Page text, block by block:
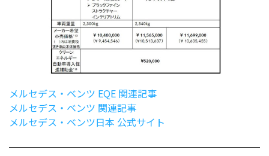
メルセデス・ベンツ EQE 関連記事
メルセデス・ベンツ 関連記事
メルセデス・ベンツ日本 公式サイト